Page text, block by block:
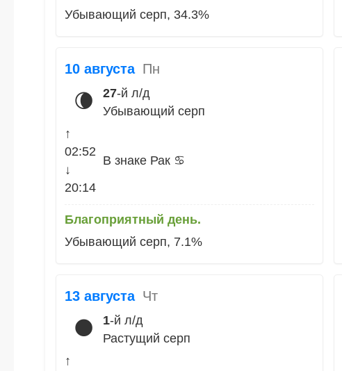
Убывающий серп, 34.3%
10 августа Пн
🌘 27-й л/д
Убывающий серп
↑
02:52
↓
20:14
В знаке Рак ♋
Благоприятный день.
Убывающий серп, 7.1%
13 августа Чт
🌑 1-й л/д
Растущий серп
↑